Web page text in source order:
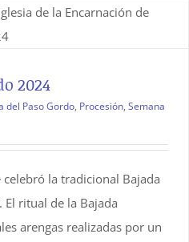
2024
del Paso Gordo, Procesión, Semana
celebró la tradicional Bajada
El ritual de la Bajada
arengas realizadas por un